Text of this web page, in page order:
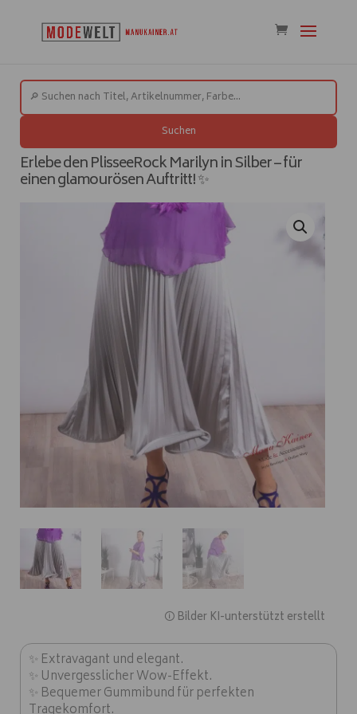
Suchen
Erlebe den PlisseeRock Marilyn in Silber – für
einen glamourösen Auftritt! ✨
🛈 Bilder KI-unterstützt erstellt
✨ Extravagant und elegant.
✨ Unvergesslicher Wow-Effekt.
✨ Bequemer Gummibund für perfekten